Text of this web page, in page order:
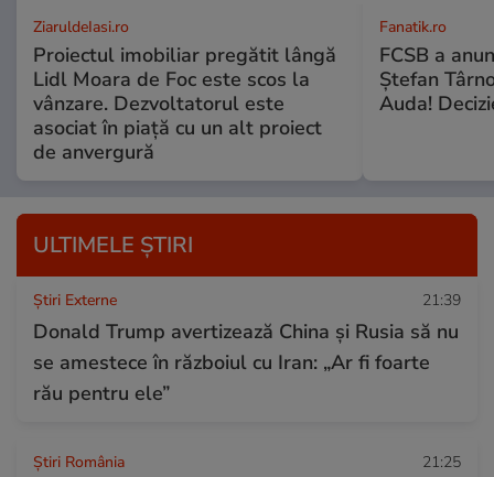
ZiaruldeIasi.ro
Proiectul imobiliar pregătit lângă
Lidl Moara de Foc este scos la
vânzare. Dezvoltatorul este
asociat în piață cu un alt proiect
de anvergură
Fanatik.ro
FCSB a
Ștefan
Auda!
ULTIMELE ȘTIRI
Știri Externe 21:39
Donald Trump avertizează China și Rusia să nu
se amestece în războiul cu Iran: „Ar fi foarte
rău pentru ele”
Știri România 21:25